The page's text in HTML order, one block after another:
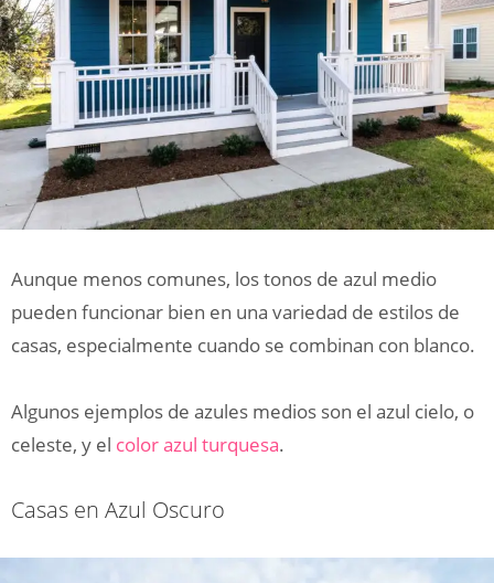
Aunque menos comunes, los tonos de azul medio
pueden funcionar bien en una variedad de estilos de
casas, especialmente cuando se combinan con blanco.
Algunos ejemplos de azules medios son el azul cielo, o
celeste, y el color azul turquesa.
Casas en Azul Oscuro